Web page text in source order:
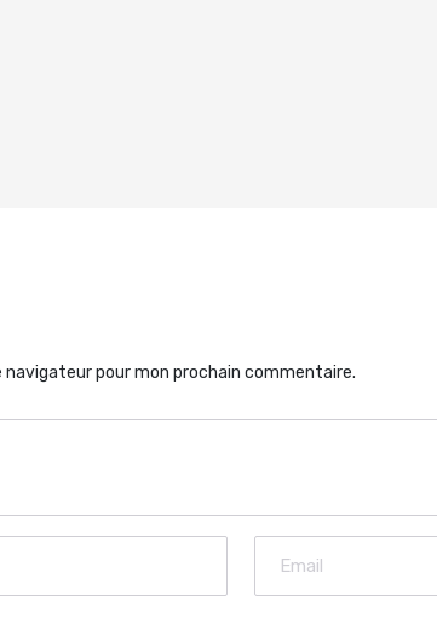
pour mon prochain commentaire.